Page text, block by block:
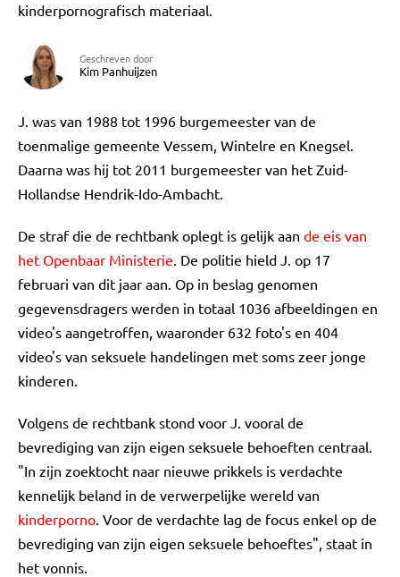
kinderpornografisch materiaal.
Geschreven door
Kim Panhuijzen
J. was van 1988 tot 1996 burgemeester van de
toenmalige gemeente Vessem, Wintelre en Knegsel.
Daarna was hij tot 2011 burgemeester van het Zuid-
Hollandse Hendrik-Ido-Ambacht.
De straf die de rechtbank oplegt is gelijk aan de eis van
het Openbaar Ministerie. De politie hield J. op 17
februari van dit jaar aan. Op in beslag genomen
gegevensdragers werden in totaal 1036 afbeeldingen en
video's aangetroffen, waaronder 632 foto's en 404
video's van seksuele handelingen met soms zeer jonge
kinderen.
Volgens de rechtbank stond voor J. vooral de
bevrediging van zijn eigen seksuele behoeften centraal.
"In zijn zoektocht naar nieuwe prikkels is verdachte
kennelijk beland in de verwerpelijke wereld van
kinderporno. Voor de verdachte lag de focus enkel op de
bevrediging van zijn eigen seksuele behoeftes", staat in
het vonnis.